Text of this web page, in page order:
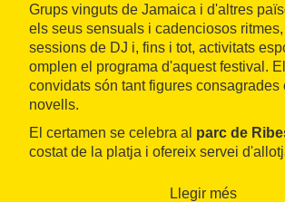
Grups vinguts de Jamaica i d'altres
els seus sensuals i cadenciosos
sessions de DJ i, fins i tot, activitats
omplen el programa d'aquest festival.
convidats són tant figures consagrades
novells.
El certamen se celebra al parc de
costat de la platja i ofereix servei
Llegir més